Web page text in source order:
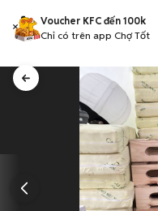
Voucher KFC đến 100k
Chỉ có trên app Chợ Tốt